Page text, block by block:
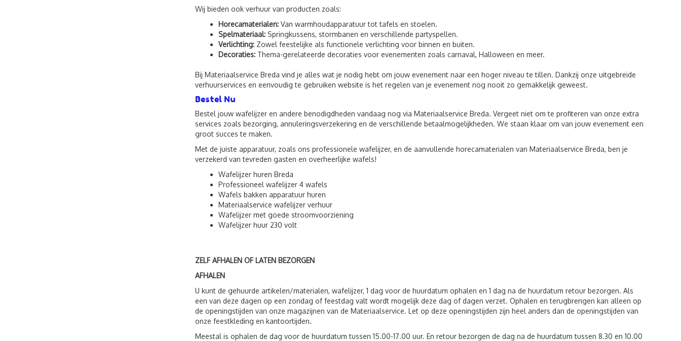
Wij bieden ook verhuur van producten zoals:
Horecamaterialen: Van warmhoudapparatuur tot tafels en stoelen.
Spelmateriaal: Springkussens, stormbanen en verschillende partyspellen.
Verlichting: Zowel feestelijke als functionele verlichting voor binnen en buiten.
Decoraties: Thema-gerelateerde decoraties voor evenementen zoals carnaval, Halloween en meer.
Bij Materiaalservice Breda vind je alles wat je nodig hebt om jouw evenement naar een hoger niveau te tillen. Dankzij onze uitgebreide
verhuurservices en eenvoudig te gebruiken website is het regelen van je evenement nog nooit zo gemakkelijk geweest.
Bestel Nu
Bestel jouw wafelijzer en andere benodigdheden vandaag nog via Materiaalservice Breda. Vergeet niet om te profiteren van onze extra
services zoals bezorging, annuleringsverzekering en de verschillende betaalmogelijkheden. We staan klaar om van jouw evenement een
groot succes te maken.
Met de juiste apparatuur, zoals ons professionele wafelijzer, en de aanvullende horecamaterialen van Materiaalservice Breda, ben je
verzekerd van tevreden gasten en overheerlijke wafels!
Wafelijzer huren Breda
Professioneel wafelijzer 4 wafels
Wafels bakken apparatuur huren
Materiaalservice wafelijzer verhuur
Wafelijzer met goede stroomvoorziening
Wafelijzer huur 230 volt
ZELF AFHALEN OF LATEN BEZORGEN
AFHALEN
U kunt de gehuurde artikelen/materialen, wafelijzer, 1 dag voor de huurdatum ophalen en 1 dag na de huurdatum retour bezorgen. Als
een van deze dagen op een zondag of feestdag valt wordt mogelijk deze dag of dagen verzet. Ophalen en terugbrengen kan alleen op
de openingstijden van onze magazijnen van de Materiaalservice. Let op deze openingstijden zijn heel anders dan de openingstijden van
onze feestkleding en kantoortijden.
Meestal is ophalen de dag voor de huurdatum tussen 15.00-17.00 uur. En retour bezorgen de dag na de huurdatum tussen 8.30 en 10.00